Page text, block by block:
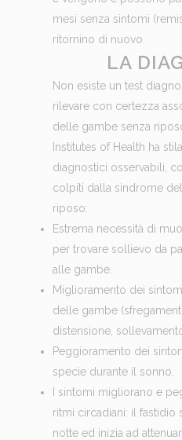
mesi senza sintomi
ritornino di nuovo.
LA
Non esiste un test
rilevare con certezza
delle gambe senza
Institutes of Health ha
diagnostici osservabili,
colpiti dalla sindrome
riposo:
Estrema necessità di
per trovare sollievo da
alle gambe.
Miglioramento dei
delle gambe
distensione,
Peggioramento dei
specie durante il sonno.
I sintomi migliorano e
ritmi circadiani: il fastidio
notte ed inizia ad